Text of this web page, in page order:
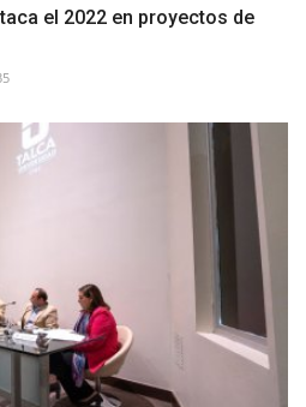
el 2022 en proyectos de